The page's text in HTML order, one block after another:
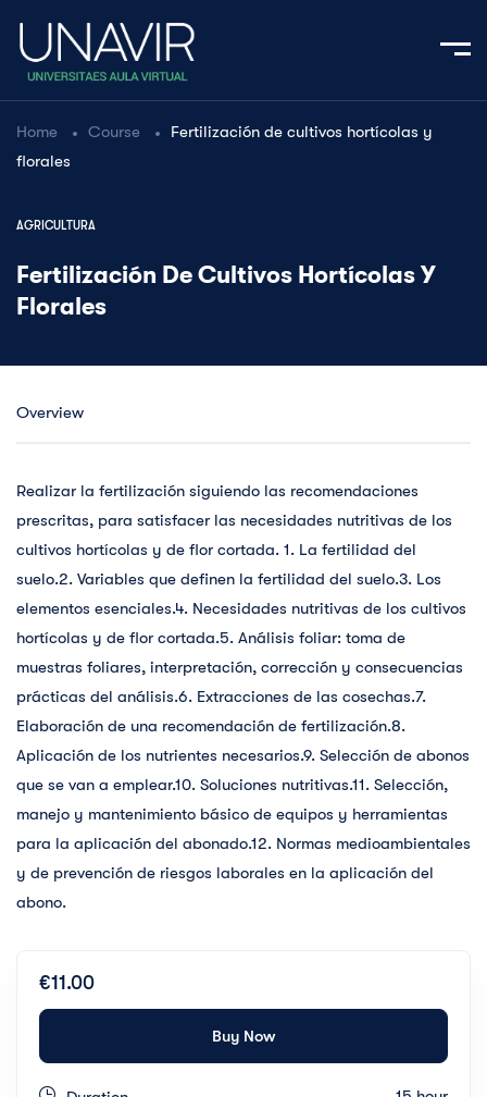
Home Course
Fertilización de cultivos hortícolas y
florales
AGRICULTURA
Fertilización De Cultivos Hortícolas Y
Florales
Overview
Realizar la fertilización siguiendo las recomendaciones
prescritas, para satisfacer las necesidades nutritivas de los
cultivos hortícolas y de flor cortada. 1. La fertilidad del
suelo.2. Variables que definen la fertilidad del suelo.3. Los
elementos esenciales.4. Necesidades nutritivas de los cultivos
hortícolas y de flor cortada.5. Análisis foliar: toma de
muestras foliares, interpretación, corrección y consecuencias
prácticas del análisis.6. Extracciones de las cosechas.7.
Elaboración de una recomendación de fertilización.8.
Aplicación de los nutrientes necesarios.9. Selección de abonos
que se van a emplear.10. Soluciones nutritivas.11. Selección,
manejo y mantenimiento básico de equipos y herramientas
para la aplicación del abonado.12. Normas medioambientales
y de prevención de riesgos laborales en la aplicación del
abono.
€11.00
Buy Now